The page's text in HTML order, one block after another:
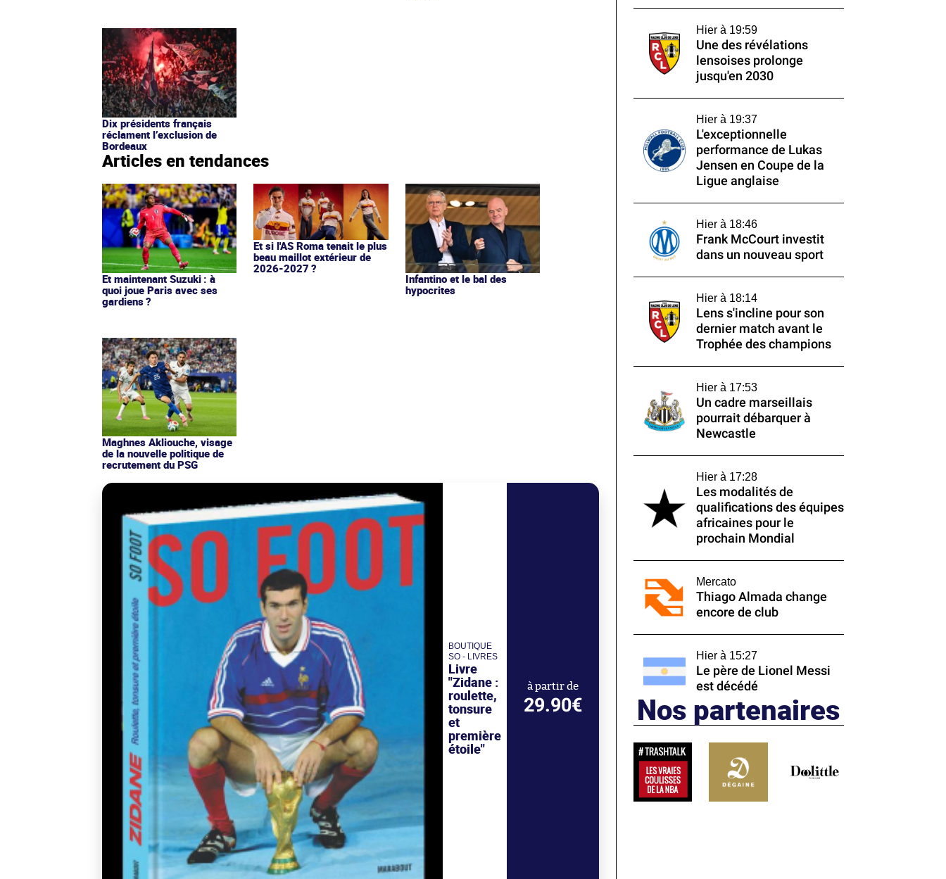
Dix présidents français
réclament l’exclusion de
Bordeaux
Articles en tendances
Et maintenant Suzuki : à
quoi joue Paris avec ses
gardiens ?
Et si l'AS Roma tenait le plus
beau maillot extérieur de
2026-2027 ?
Infantino et le bal des
hypocrites
Maghnes Akliouche, visage
de la nouvelle politique de
recrutement du PSG
BOUTIQUE
SO - LIVRES
Livre
"Zidane :
roulette,
tonsure
et
première
étoile"
à partir de
29.90€
Hier à 19:59
Une des révélations
lensoises prolonge
jusqu'en 2030
Hier à 19:37
L'exceptionnelle
performance de Lukas
Jensen en Coupe de la
Ligue anglaise
Hier à 18:46
Frank McCourt investit
dans un nouveau sport
Hier à 18:14
Lens s'incline pour son
dernier match avant le
Trophée des champions
Hier à 17:53
Un cadre marseillais
pourrait débarquer à
Newcastle
Hier à 17:28
Les modalités de
qualifications des équipes
africaines pour le
prochain Mondial
Mercato
Thiago Almada change
encore de club
Hier à 15:27
Le père de Lionel Messi
est décédé
Nos partenaires